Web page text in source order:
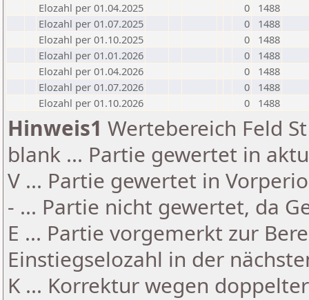
Elozahl per 01.04.2025
0
1488
Elozahl per 01.07.2025
0
1488
Elozahl per 01.10.2025
0
1488
Elozahl per 01.01.2026
0
1488
Elozahl per 01.04.2026
0
1488
Elozahl per 01.07.2026
0
1488
Elozahl per 01.10.2026
0 1488
Hinweis1 Wertebereich Feld
blank ... Partie gewertet in
V ... Partie gewertet in
- ... Partie nicht gewertet, da
E ... Partie vorgemerkt zur
Einstiegselozahl in der
K ... Korrektur wegen